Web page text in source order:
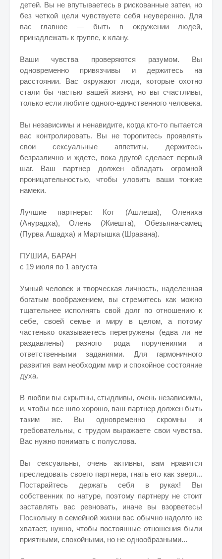
детей. Вы не впутываетесь в рискованные затеи, но
без четкой цели чувствуете себя неуверенно. Для
вас главное — быть в окружении людей,
принадлежать к группе, к клану.
Ваши чувства проверяются разумом. Вы
одновременно привязчивы и держитесь на
расстоянии. Вас окружают люди, которые охотно
стали бы частью вашей жизни, но вы счастливы,
только если любите одного-единственного человека.
Вы независимы и ненавидите, когда кто-то пытается
вас контролировать. Вы не торопитесь проявлять
свои сексуальные аппетиты, держитесь
безразлично и ждете, пока другой сделает первый
шаг. Ваш партнер должен обладать огромной
проницательностью, чтобы уловить ваши тонкие
намеки.
Лучшие партнеры: Кот (Ашлеша), Олениха
(Анурадха), Олень (Жиешта), Обезьяна-самец
(Пурва Ашадха) и Мартышка (Шравана).
ПУШИА, БАРАН
с 19 июля по 1 августа
Умный человек и творческая личность, наделенная
богатым воображением, вы стремитесь как можно
тщательнее исполнять свой долг по отношению к
себе, своей семье и миру в целом, а потому
частенько оказываетесь перегружены (едва ли не
раздавлены) разного рода поручениями и
ответственными заданиями. Для гармоничного
развития вам необходим мир и спокойное состояние
духа.
В любви вы скрытны, стыдливы, очень независимы,
и, чтобы все шло хорошо, ваш партнер должен быть
таким же. Вы одновременно скромны и
требовательны, с трудом выражаете свои чувства.
Вас нужно понимать с полуслова.
Вы сексуальны, очень активны, вам нравится
преследовать своего партнера, гнать его как зверя...
Постарайтесь держать себя в руках! Вы
собственник по натуре, поэтому партнеру не стоит
заставлять вас ревновать, иначе вы взорветесь!
Поскольку в семейной жизни вас обычно надолго не
хватает, нужно, чтобы постоянные отношения были
приятными, спокойными, но не однообразными...